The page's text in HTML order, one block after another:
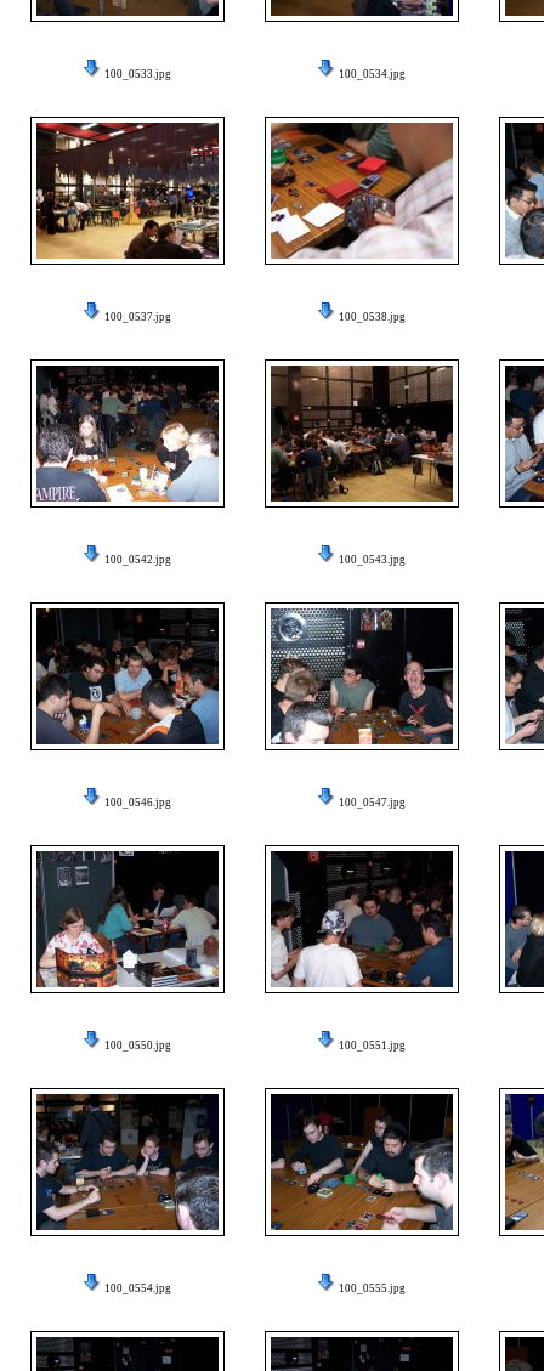
100_0533.jpg 100_0534.jpg
100_0537.jpg 100_0538.jpg
100_0542.jpg 100_0543.jpg
100_0546.jpg 100_0547.jpg
100_0550.jpg 100_0551.jpg
100_0554.jpg 100_0555.jpg